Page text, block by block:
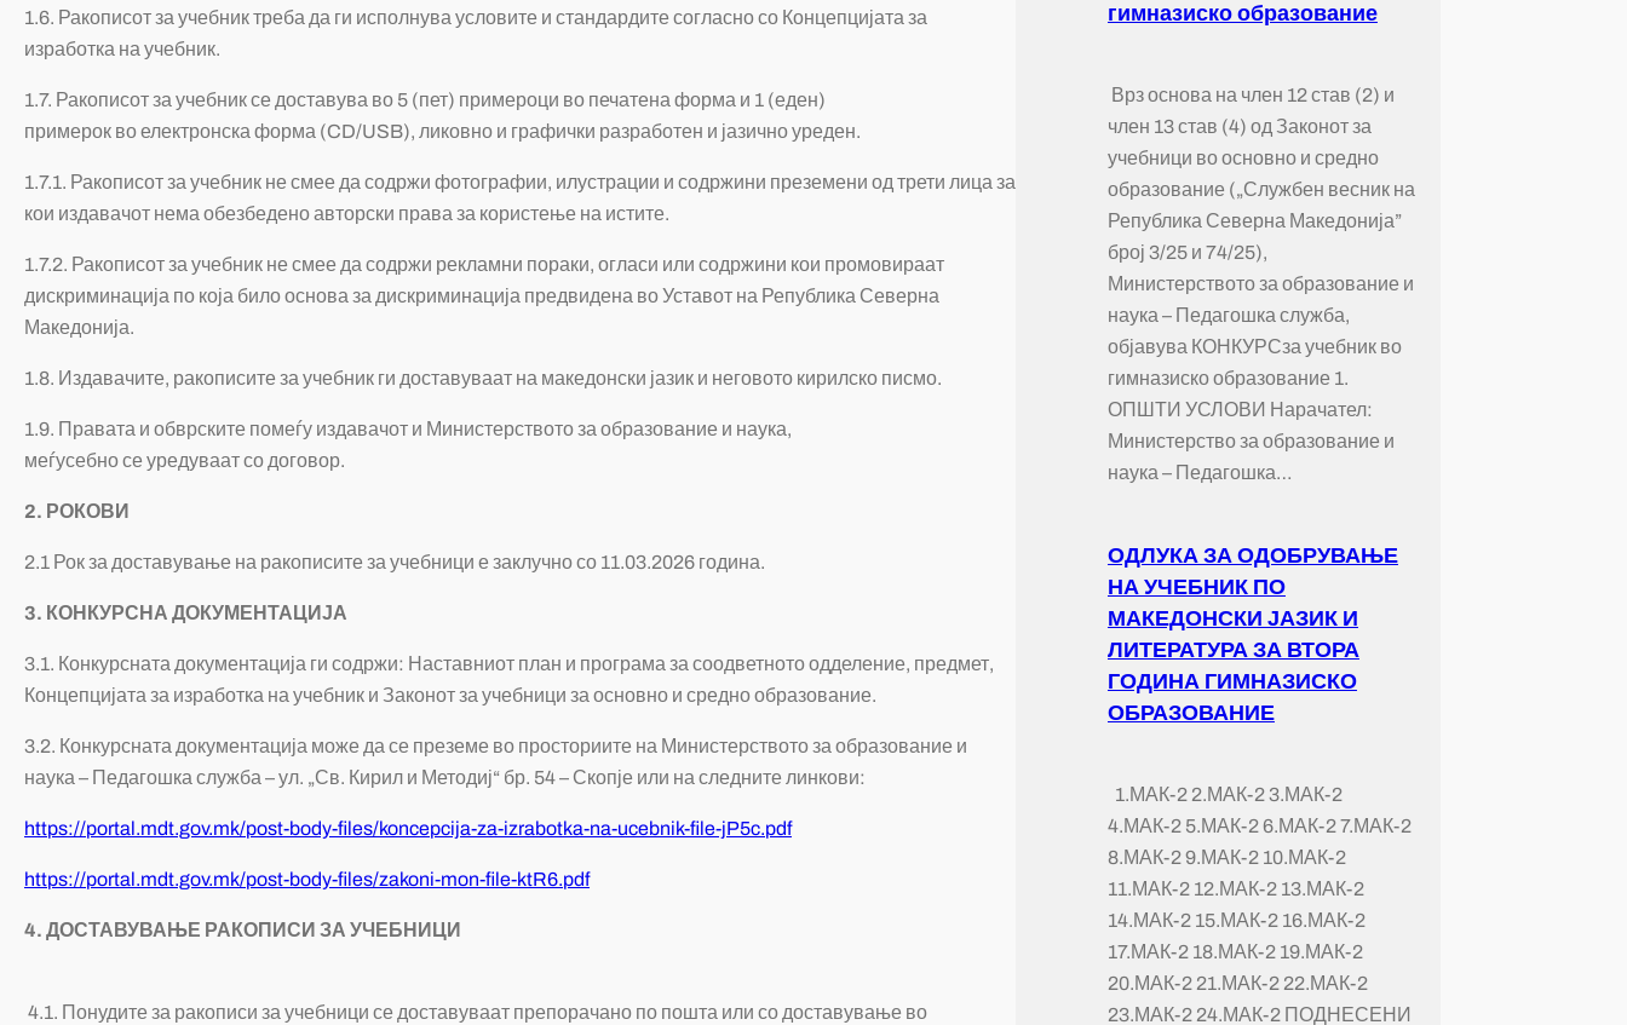
1.6. Ракописот за учебник треба да ги исполнува условите и стандардите согласно со Концепцијата за
изработка на учебник.
1.7. Ракописот за учебник се доставува во 5 (пет) примероци во печатена форма и 1 (еден)
примерок во електронска форма (CD/USB), ликовно и графички разработен и јазично уреден.
1.7.1. Ракописот за учебник не смее да содржи фотографии, илустрации и содржини преземени од трети лица за
кои издавачот нема обезбедено авторски права за користење на истите.
1.7.2. Ракописот за учебник не смее да содржи рекламни пораки, огласи или содржини кои промовираат
дискриминација по која било основа за дискриминација предвидена во Уставот на Република Северна
Македонија.
1.8. Издавачите, ракописите за учебник ги доставуваат на македонски јазик и неговото кирилско писмо.
1.9. Правата и обврските помеѓу издавачот и Министерството за образование и наука,
меѓусебно се уредуваат со договор.
2. РОКОВИ
2.1 Рок за доставување на ракописите за учебници е заклучно со 11.03.2026 година.
3. КОНКУРСНА ДОКУМЕНТАЦИЈА
3.1. Конкурсната документација ги содржи: Наставниот план и програма за соодветното одделение, предмет,
Концепцијата за изработка на учебник и Законот за учебници за основно и средно образование.
3.2. Конкурсната документација може да се преземе во просториите на Министерството за образование и
наука – Педагошка служба – ул. „Св. Кирил и Методиј“ бр. 54 – Скопје или на следните линкови:
https://portal.mdt.gov.mk/post-body-files/koncepcija-za-izrabotka-na-ucebnik-file-jP5c.pdf
https://portal.mdt.gov.mk/post-body-files/zakoni-mon-file-ktR6.pdf
4. ДОСТАВУВАЊЕ РАКОПИСИ ЗА УЧЕБНИЦИ
4.1. Понудите за ракописи за учебници се доставуваат препорачано по пошта или со доставување во
гимназиско образование
Врз основа на член 12 став (2) и
член 13 став (4) од Законот за
учебници во основно и средно
образование („Службен весник на
Република Северна Македонија”
број 3/25 и 74/25),
Министерството за образование и
наука – Педагошка служба,
објавува КОНКУРСза учебник во
гимназиско образование 1.
ОПШТИ УСЛОВИ Нарачател:
Министерство за образование и
наука – Педагошка…
ОДЛУКА ЗА ОДОБРУВАЊЕ
НА УЧЕБНИК ПО
МАКЕДОНСКИ ЈАЗИК И
ЛИТЕРАТУРА ЗА ВТОРА
ГОДИНА ГИМНАЗИСКО
ОБРАЗОВАНИЕ
1.МАК-2 2.МАК-2 3.МАК-2
4.МАК-2 5.МАК-2 6.МАК-2 7.МАК-2
8.МАК-2 9.МАК-2 10.МАК-2
11.МАК-2 12.МАК-2 13.МАК-2
14.МАК-2 15.МАК-2 16.МАК-2
17.МАК-2 18.МАК-2 19.МАК-2
20.МАК-2 21.МАК-2 22.МАК-2
23.МАК-2 24.МАК-2 ПОДНЕСЕНИ